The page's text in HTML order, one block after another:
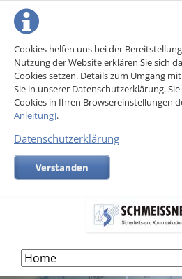
Cookies helfen uns bei der
Nutzung der Website erklären Sie sich
Cookies setzen. Details zum Umgang
Sie in unserer Datenschutzerklärung.
Cookies in Ihren Browsereinstellungen
Anleitung].
Datenschutzerklärung
Verstanden
navigation